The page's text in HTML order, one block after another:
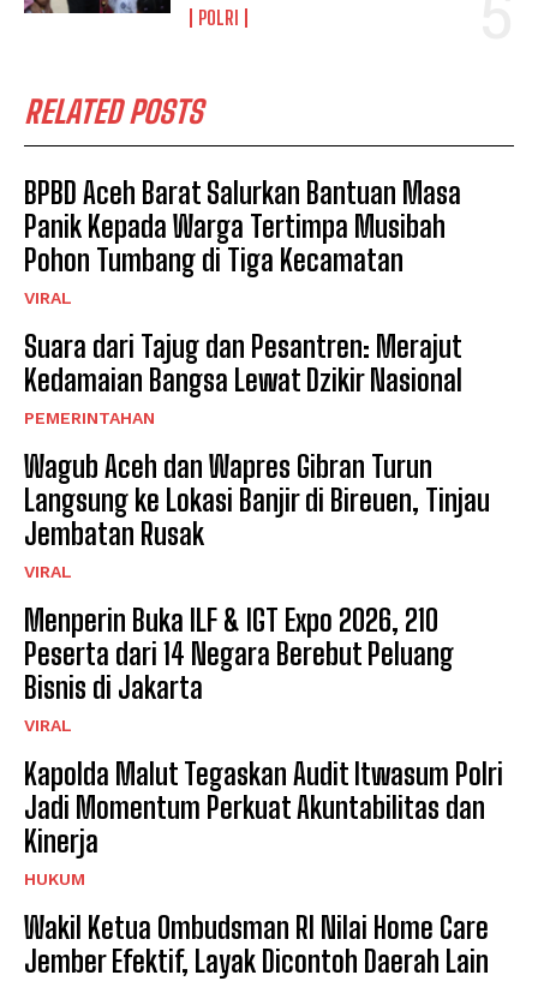
POLRI
RELATED POSTS
BPBD Aceh Barat Salurkan Bantuan Masa
Panik Kepada Warga Tertimpa Musibah
Pohon Tumbang di Tiga Kecamatan
VIRAL
Suara dari Tajug dan Pesantren: Merajut
Kedamaian Bangsa Lewat Dzikir Nasional
PEMERINTAHAN
Wagub Aceh dan Wapres Gibran Turun
Langsung ke Lokasi Banjir di Bireuen, Tinjau
Jembatan Rusak
VIRAL
Menperin Buka ILF & IGT Expo 2026, 210
Peserta dari 14 Negara Berebut Peluang
Bisnis di Jakarta
VIRAL
Kapolda Malut Tegaskan Audit Itwasum Polri
Jadi Momentum Perkuat Akuntabilitas dan
Kinerja
HUKUM
Wakil Ketua Ombudsman RI Nilai Home Care
Jember Efektif, Layak Dicontoh Daerah Lain